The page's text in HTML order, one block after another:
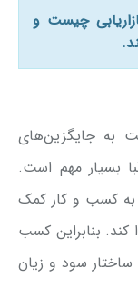
چیست و
به جایگزین‌های
بسیار مهم است.
به کسب و کار کمک
کند. بنابراین کسب
ساختار سود و زیان